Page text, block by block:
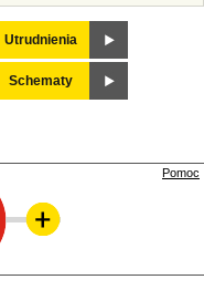
Utrudnienia
Schematy
Pomoc